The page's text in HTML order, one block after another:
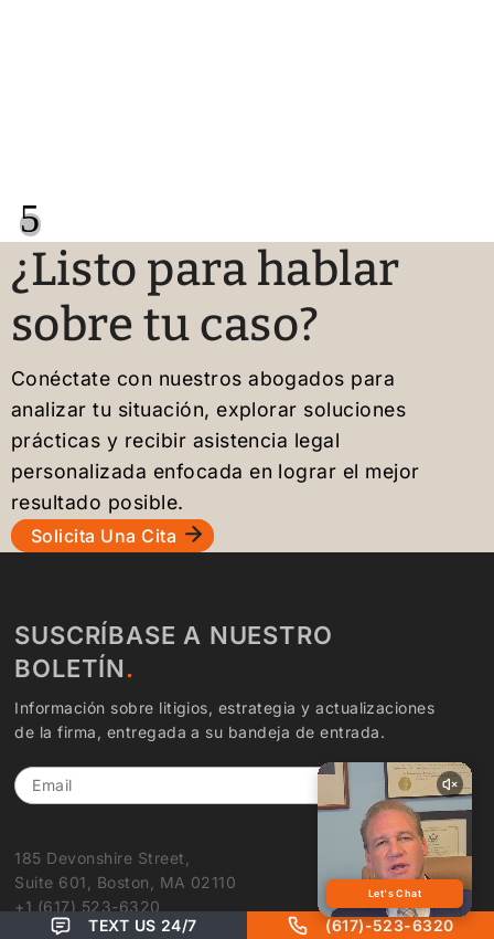
TEXT US 24/7 (617)-523-6320
5
¿Listo para hablar
sobre tu caso?
Conéctate con nuestros abogados para
analizar tu situación, explorar soluciones
prácticas y recibir asistencia legal
personalizada enfocada en lograr el mejor
resultado posible.
Solicita Una Cita
SUSCRÍBASE A NUESTRO
BOLETÍN
Información sobre litigios, estrategia y actualizaciones
de la firma, entregada a su bandeja de entrada.
Email
185 Devonshire Street,
Suite 601, Boston, MA 02110
+1 (617) 523-6320